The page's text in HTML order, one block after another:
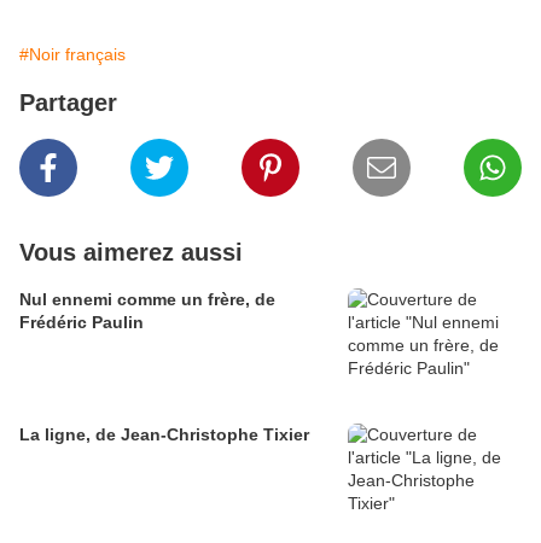
#Noir français
Partager
Vous aimerez aussi
Nul ennemi comme un frère, de
Frédéric Paulin
La ligne, de Jean-Christophe Tixier